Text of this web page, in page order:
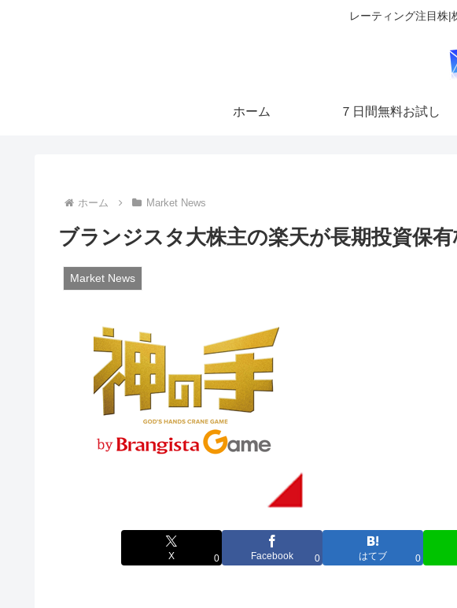
レーティング注目株|
ホーム ７日間無料お試し
ホーム Market News
ブランジスタ大株主の楽天が長期投資保
Market News
X 0 Facebook 0 はてブ 0